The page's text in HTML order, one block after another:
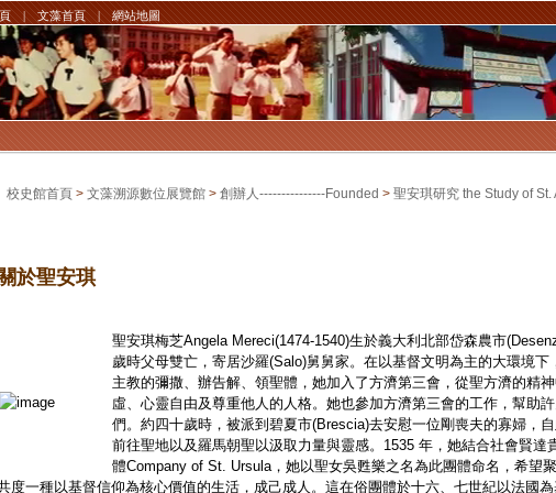
|文藻首頁|網站地圖
校史館首頁 > 文藻溯源數位展覽館 > 創辦人---------------Founded > 聖安琪研究 the Study of
於聖安琪
聖安琪梅芝Angela Mereci(1474-1540)生於義大利北部岱森農市
歲時父母雙亡，寄居沙羅(Salo)舅舅家。在以基督文明為主的大環境下
主教的彌撒、辦告解、領聖體，她加入了方濟第三會，從聖方濟的精
虛、心靈自由及尊重他人的人格。她也參加方濟第三會的工作，幫助
們。約四十歲時，被派到碧夏市(Brescia)去安慰一位剛喪夫的寡婦，
前往聖地以及羅馬朝聖以汲取力量與靈感。1535 年，她結合社會賢達
體Company of St. Ursula，她以聖女吳甦樂之名為此團體命名，希望
度一種以基督信仰為核心價值的生活，成己成人。這在俗團體於十六、七世紀以法國